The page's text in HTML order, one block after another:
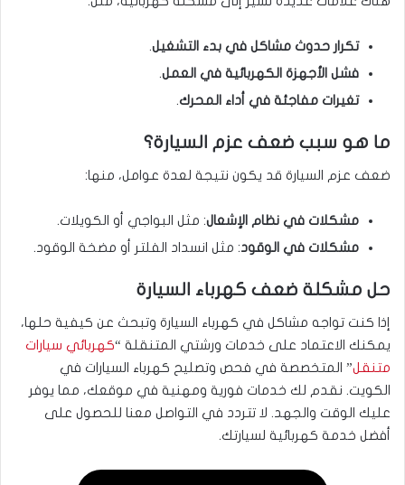
تكرار حدوث مشاكل في بدء التشغيل.
فشل الأجهزة الكهربائية في العمل.
تغيرات مفاجئة في أداء المحرك.
ما هو سبب ضعف عزم السيارة؟
ضعف عزم السيارة قد يكون نتيجة لعدة عوامل، منها:
مشكلات في نظام الإشعال: مثل البواجي أو الكويلات.
مشكلات في الوقود: مثل انسداد الفلتر أو مضخة الوقود.
حل مشكلة ضعف كهرباء السيارة
إذا كنت تواجه مشاكل في كهرباء السيارة وتبحث عن كيفية حلها،
يمكنك الاعتماد على خدمات ورشتي المتنقلة “كهربائي سيارات
متنقل” المتخصصة في فحص وتصليح كهرباء السيارات في
الكويت. نقدم لك خدمات فورية ومهنية في موقعك، مما يوفر
عليك الوقت والجهد. لا تتردد في التواصل معنا للحصول على
أفضل خدمة كهربائية لسيارتك.